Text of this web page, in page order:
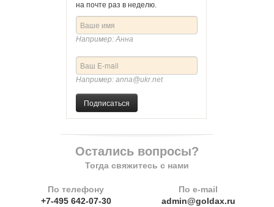
на почте раз в неделю.
Например: Анна
Например: anna@ukr.net
Подписаться
Остались вопросы?
Тогда свяжитесь с нами
По телефону
+7-495 642-07-30
По e-mail
admin@goldax.ru